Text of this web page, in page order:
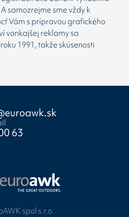
samozrejme sme vždy k
Vám s prípravou grafického
vonkajšej reklamy sa
1991, takže skúsenosti
63
spol s.r.o.